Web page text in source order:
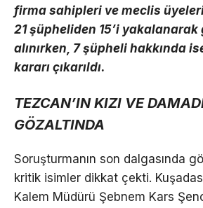
firma sahipleri ve meclis
21 şüpheliden 15’i yakalanarak
alınırken, 7 şüpheli hakkında
kararı çıkarıldı.
TEZCAN’IN KIZI VE
GÖZALTINDA
Soruşturmanın son dalgasında
kritik isimler dikkat çekti.
Kalem Müdürü Şebnem Kars